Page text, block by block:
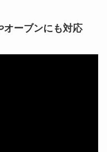
ーブンにも対応